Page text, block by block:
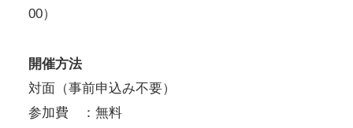
00）
開催方法
対面（事前申込み不要）
参加費 ：無料